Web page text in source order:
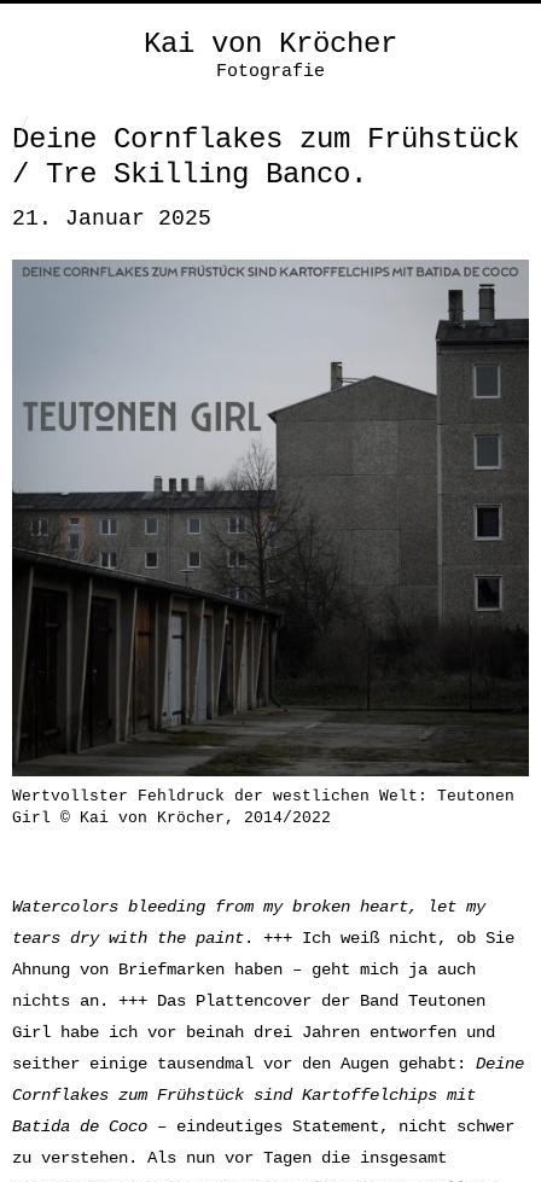
Kai von Kröcher
Fotografie
Deine Cornflakes zum Frühstück
/ Tre Skilling Banco.
21. Januar 2025
Wertvollster Fehldruck der westlichen Welt: Teutonen
Girl © Kai von Kröcher, 2014/2022
Watercolors bleeding from my broken heart, let my
tears dry with the paint. +++ Ich weiß nicht, ob Sie
Ahnung von Briefmarken haben – geht mich ja auch
nichts an. +++ Das Plattencover der Band Teutonen
Girl habe ich vor beinah drei Jahren entworfen und
seither einige tausendmal vor den Augen gehabt: Deine
Cornflakes zum Frühstück sind Kartoffelchips mit
Batida de Coco – eindeutiges Statement, nicht schwer
zu verstehen. Als nun vor Tagen die insgesamt